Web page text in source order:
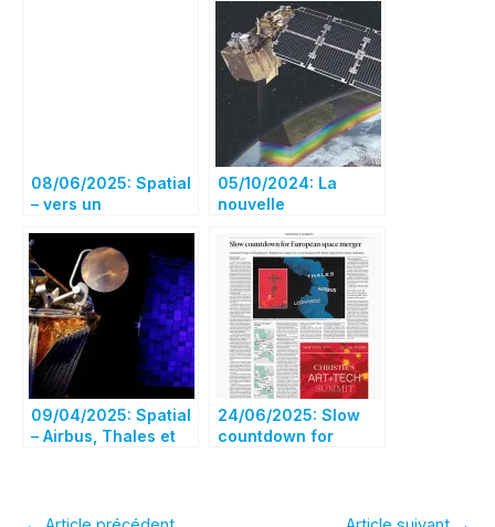
08/06/2025: Spatial
– vers un
France ?
05/10/2024: La
nouvelle
européenne ouvre la
voie à une
éventuelle fusion
des satellites
d’Airbus et de Thales
09/04/2025: Spatial
– Airbus, Thales et
24/06/2025: Slow
countdown for